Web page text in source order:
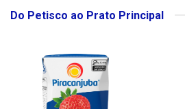
Do Petisco ao Prato Principal